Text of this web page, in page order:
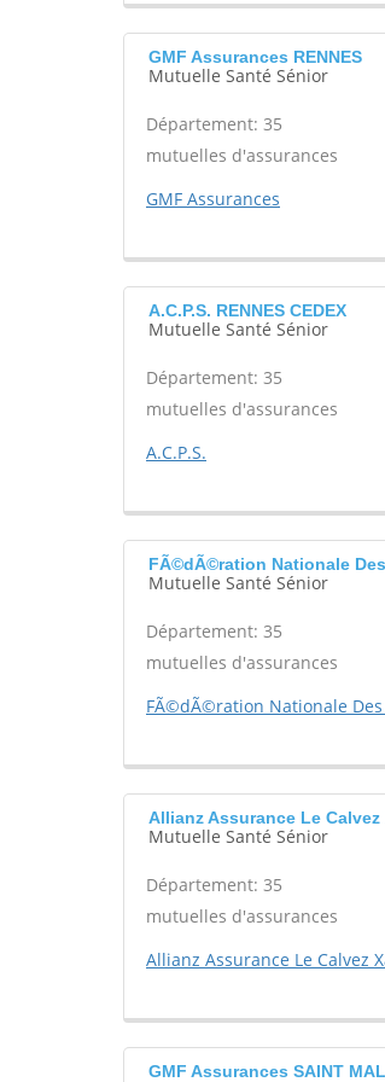
GMF Assurances RENNES
Mutuelle Santé Sénior
Département: 35
mutuelles d'assurances
GMF Assurances
A.C.P.S. RENNES CEDEX
Mutuelle Santé Sénior
Département: 35
mutuelles d'assurances
A.C.P.S.
FÃ©dÃ©ration Nationale
Mutuelle Santé Sénior
Département: 35
mutuelles d'assurances
FÃ©dÃ©ration Nationale Des
Allianz Assurance Le Calvez
Mutuelle Santé Sénior
Département: 35
mutuelles d'assurances
Allianz Assurance Le Calvez
GMF Assurances SAINT